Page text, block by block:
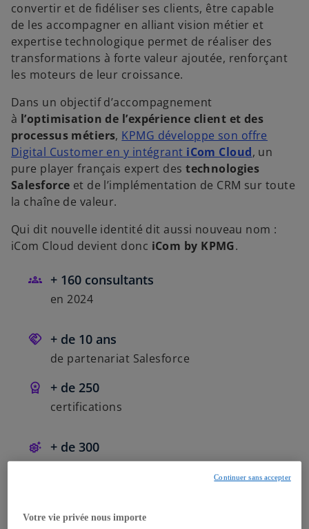
convertir et de fidéliser ses clients, être capable
de les accompagner en alliant vision métier et
expertise technologique permet de réaliser des
transformations à forte valeur ajoutée, renforçant
les moteurs de leur croissance.
Dans un objectif d’accompagnement
à l’optimisation de l’expérience client et des
processus métiers, KPMG développe son offre
Digital Customer en y intégrant iCom Cloud, un
pure player français expert destechnologies
Salesforce et de l’implémentation de CRM sur toute
la chaîne de valeur.
Qui dit nouvelle identité dit aussi nouveau nom :
iCom Cloud devient donc iCom by KPMG.
+ 160 consultants
en 2024
+ de 10 ans
de partenariat Salesforce
+ de 250
certifications
+ de 300
projets sur l’ensemble des Clouds
Associé, iCom by KPMG
Votre vie privée nous importe
Continuer sans accepter